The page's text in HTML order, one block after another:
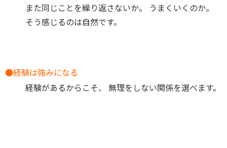
また同じことを繰り返さないか。 うまくいくのか。
そう感じるのは自然です。
●経験は強みになる
経験があるからこそ、 無理をしない関係を選べます。